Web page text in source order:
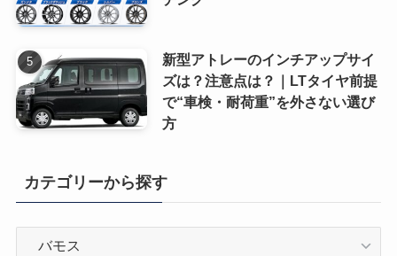
新型アトレーのインチアップサイ
ズは？注意点は？｜LTタイヤ前提
で“車検・耐荷重”を外さない選び
方
カテゴリーから探す